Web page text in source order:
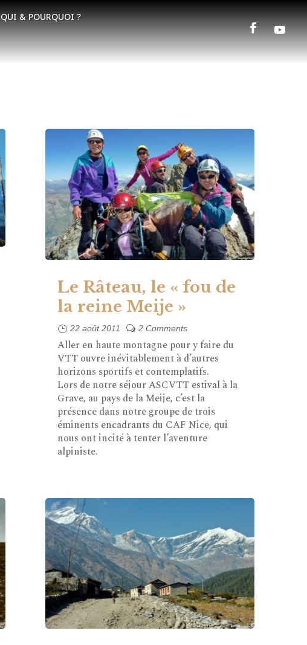
QUI & POURQUOI ?
Le Râteau, le « fou de
la reine Meije »
22 août 2011 2 Comments
Aller en haute montagne pour y faire du
VTT ouvre inévitablement à d’autres
horizons sportifs et contemplatifs.
Lors de notre séjour ASCVTT estival à la
Grave, au pays de la Meije, c’est la
présence dans notre groupe de trois
éminents encadrants du CAF Nice, qui
nous ont incité à tenter l’aventure
alpiniste.